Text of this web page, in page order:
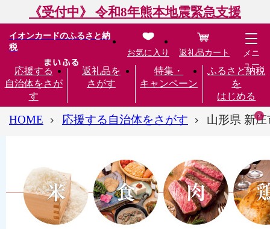
《受付中》 令和8年熊本地震緊急支援
イオンカードのふるさと納
税
応援する
自治体をさが
す
返礼品を
さがす
特集・
キャンペーン
ふるさと納税
を
はじめる
お気に入り 返礼品カート
メニ
ュー
HOME 応援する自治体をさがす 山形県 新庄